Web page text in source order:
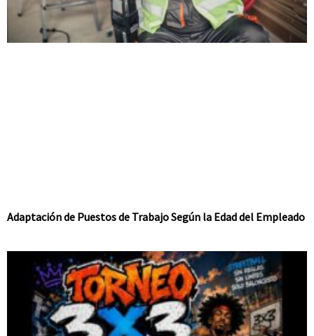
Adaptación de Puestos de Trabajo Según la Edad del Empleado